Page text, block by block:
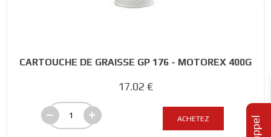
CARTOUCHE DE GRAISSE GP 176 - MOTOREX 400G
17.02 €
ACHETEZ